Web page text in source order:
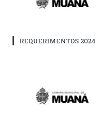
REQUERIMENTOS 2024